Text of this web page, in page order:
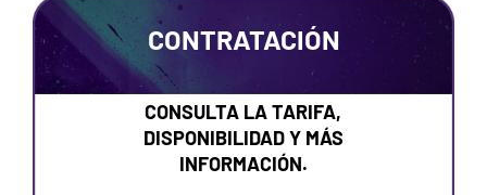
CONTRATACIÓN
CONSULTA LA TARIFA,
DISPONIBILIDAD Y MÁS
INFORMACIÓN.